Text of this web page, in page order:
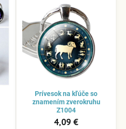
Prívesok na kľúče so
znamením zverokruhu
Z1004
4,09 €